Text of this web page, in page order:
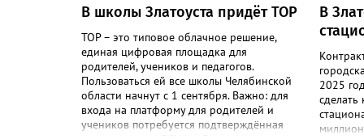
В школы Златоуста придёт ТОР
ТОР – это типовое облачное решение,
единая цифровая площадка для
родителей, учеников и педагогов.
Пользоваться ей все школы Челябинской
области начнут с 1 сентября. Важно: для
входа на платформу для родителей и
учеников потребуется подтверждённая
В
2025